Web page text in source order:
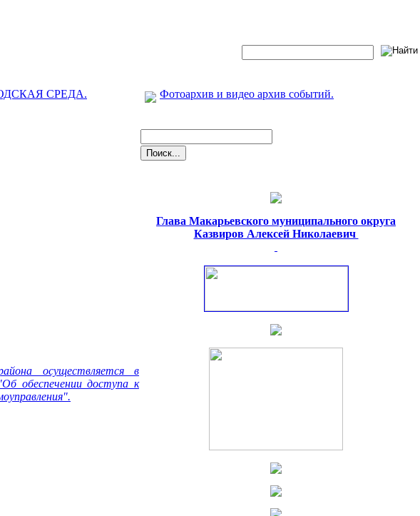
СРЕДА. Фотоархив и видео архив событий.
осуществляется в
обеспечении доступа к
Глава Макарьевского муниципального округа
Казвиров Алексей Николаевич